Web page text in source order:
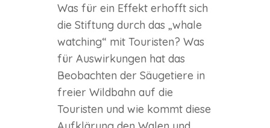
Was für ein Effekt erhofft sich
die Stiftung durch das „whale
watching“ mit Touristen? Was
für Auswirkungen hat das
Beobachten der Säugetiere in
freier Wildbahn auf die
Touristen und wie kommt diese